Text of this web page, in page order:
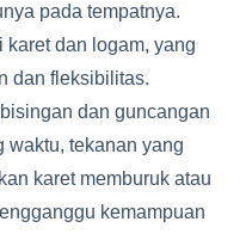
pada tempatnya.
dan logam, yang
dan fleksibilitas.
dan guncangan
waktu, tekanan yang
karet memburuk atau
kemampuan